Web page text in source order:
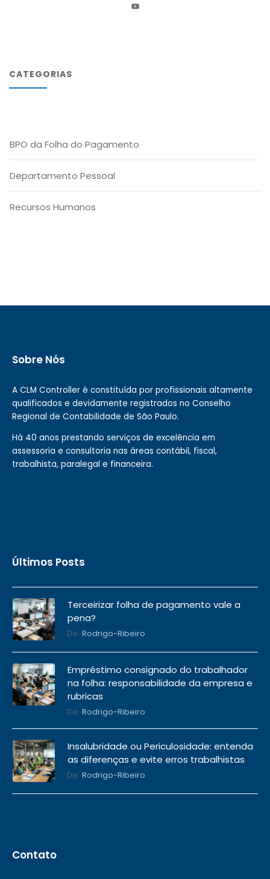
CATEGORIAS
BPO da Folha do Pagamento
Departamento Pessoal
Recursos Humanos
Sobre Nós
A CLM Controller é constituída por profissionais altamente
qualificados e devidamente registrados no Conselho
Regional de Contabilidade de São Paulo.
Há 40 anos prestando serviços de excelência em
assessoria e consultoria nas áreas contábil, fiscal,
trabalhista, paralegal e financeira.
Últimos Posts
Terceirizar folha de pagamento vale a
pena?
De: Rodrigo-Ribeiro
Empréstimo consignado do trabalhador
na folha: responsabilidade da empresa e
rubricas
De: Rodrigo-Ribeiro
Insalubridade ou Periculosidade: entenda
as diferenças e evite erros trabalhistas
De: Rodrigo-Ribeiro
Contato